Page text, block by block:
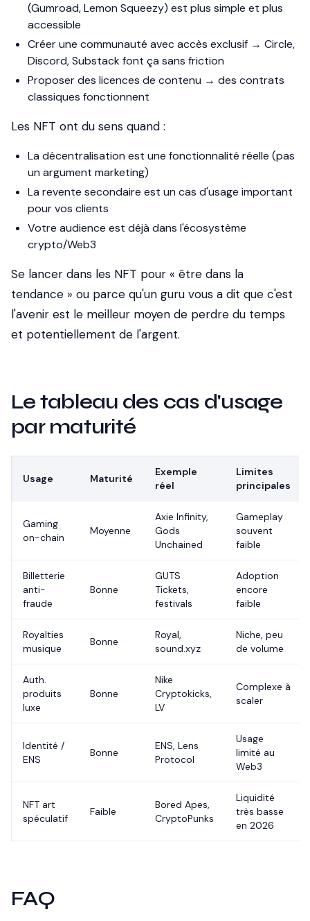
(Gumroad, Lemon Squeezy) est plus simple et plus
accessible
Créer une communauté avec accès exclusif → Circle,
Discord, Substack font ça sans friction
Proposer des licences de contenu → des contrats
classiques fonctionnent
Les NFT ont du sens quand :
La décentralisation est une fonctionnalité réelle (pas
un argument marketing)
La revente secondaire est un cas d'usage important
pour vos clients
Votre audience est déjà dans l'écosystème
crypto/Web3
Se lancer dans les NFT pour « être dans la
tendance » ou parce qu'un guru vous a dit que c'est
l'avenir est le meilleur moyen de perdre du temps
et potentiellement de l'argent.
Le tableau des cas d'usage
par maturité
Usage Maturité
Exemple
réel
Limites
principales
Gaming
on-chain
Moyenne
Axie Infinity,
Gods
Unchained
Gameplay
souvent
faible
Billetterie
anti-
fraude
Bonne
GUTS
Tickets,
festivals
Adoption
encore
faible
Royalties
musique
Bonne
Royal,
sound.xyz
Niche, peu
de volume
Auth.
produits
luxe
Bonne
Nike
Cryptokicks,
LV
Complexe à
scaler
Identité /
ENS
Bonne
ENS, Lens
Protocol
Usage
limité au
Web3
NFT art
spéculatif
Faible
Bored Apes,
CryptoPunks
Liquidité
très basse
en 2026
FAQ